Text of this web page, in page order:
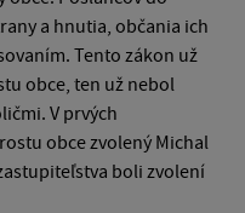
a hnutia, občania ich
Tento zákon už
obce, ten už nebol
V prvých
obce zvolený Michal
boli zvolení